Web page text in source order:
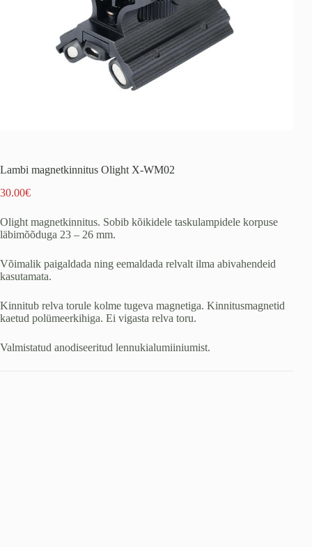
Lambi magnetkinnitus Olight X-WM02
30.00€
Olight magnetkinnitus. Sobib kõikidele taskulampidele korpuse
läbimõõduga 23 – 26 mm.
Võimalik paigaldada ning eemaldada relvalt ilma abivahendeid
kasutamata.
Kinnitub relva torule kolme tugeva magnetiga. Kinnitusmagnetid
kaetud polümeerkihiga. Ei vigasta relva toru.
Valmistatud anodiseeritud lennukialumiiniumist.